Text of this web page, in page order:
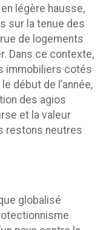
légère hausse,
sur la tenue des
de logements
Dans ce contexte,
immobiliers cotés
début de l’année,
des agios
et la valeur
restons neutres
globalisé